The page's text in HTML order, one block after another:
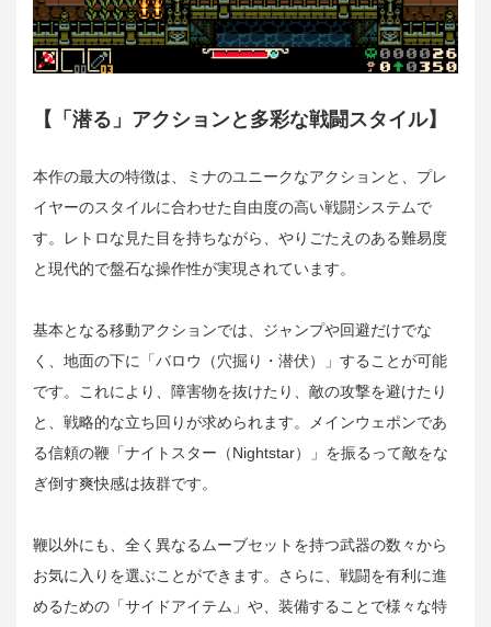
【「潜る」アクションと多彩な戦闘スタイル】
本作の最大の特徴は、ミナのユニークなアクションと、プレ
イヤーのスタイルに合わせた自由度の高い戦闘システムで
す。レトロな見た目を持ちながら、やりごたえのある難易度
と現代的で盤石な操作性が実現されています。
基本となる移動アクションでは、ジャンプや回避だけでな
く、地面の下に「バロウ（穴掘り・潜伏）」することが可能
です。これにより、障害物を抜けたり、敵の攻撃を避けたり
と、戦略的な立ち回りが求められます。メインウェポンであ
る信頼の鞭「ナイトスター（Nightstar）」を振るって敵をな
ぎ倒す爽快感は抜群です。
鞭以外にも、全く異なるムーブセットを持つ武器の数々から
お気に入りを選ぶことができます。さらに、戦闘を有利に進
めるための「サイドアイテム」や、装備することで様々な特